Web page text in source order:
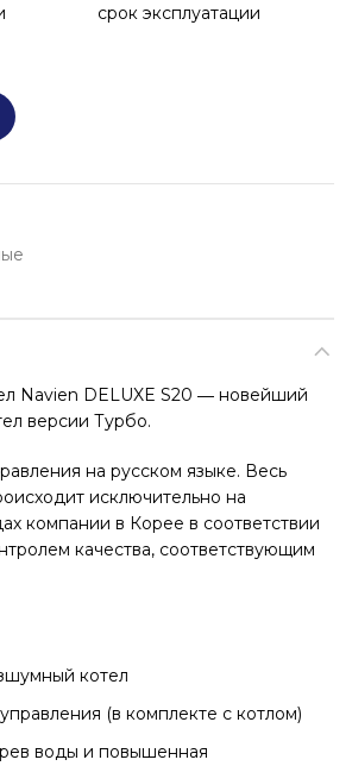
срок эксплуатации
Navien DELUXE S20 ― новейший
версии Турбо.
на русском языке. Весь
исключительно на
компании в Корее в соответствии
качества, соответствующим
котел
(в комплекте с котлом)
воды и повышенная